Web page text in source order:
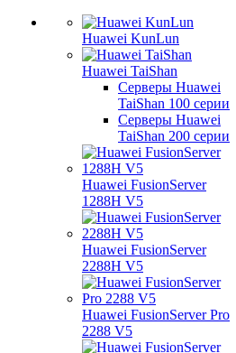
Huawei KunLun
Huawei TaiShan
Серверы Huawei
TaiShan 100 серии
Серверы Huawei
TaiShan 200 серии
Huawei FusionServer
1288H V5
Huawei FusionServer
2288H V5
Huawei FusionServer Pro
2288 V5